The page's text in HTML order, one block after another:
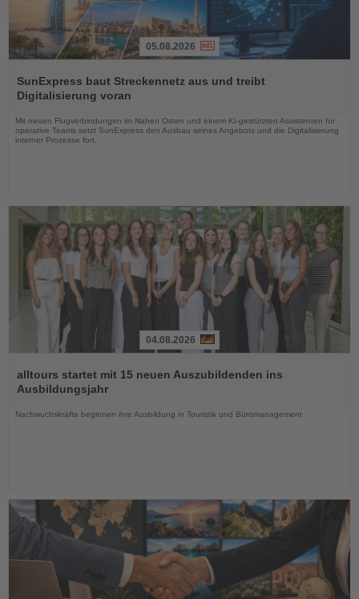
Sie
die
Nachrichten
05.08.2026
SunExpress baut Streckennetz aus und treibt
Digitalisierung voran
Mit neuen Flugverbindungen im Nahen Osten und einem KI-gestützten Assistenten für
operative Teams setzt SunExpress den Ausbau seines Angebots und die Digitalisierung
interner Prozesse fort.
Sie
die
04.08.2026
alltours startet mit 15 neuen Auszubildenden ins
Ausbildungsjahr
Nachwuchskräfte beginnen ihre Ausbildung in Touristik und Büromanagement